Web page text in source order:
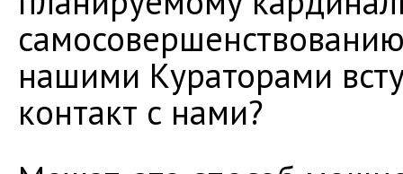
нашими Кураторами
контакт с нами?